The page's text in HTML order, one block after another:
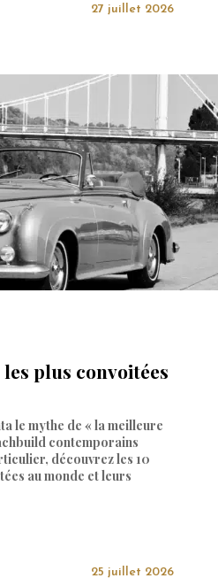
27 juillet 2026
plus convoitées
le mythe de « la meilleure
contemporains
découvrez les 10
au monde et leurs
25 juillet 2026